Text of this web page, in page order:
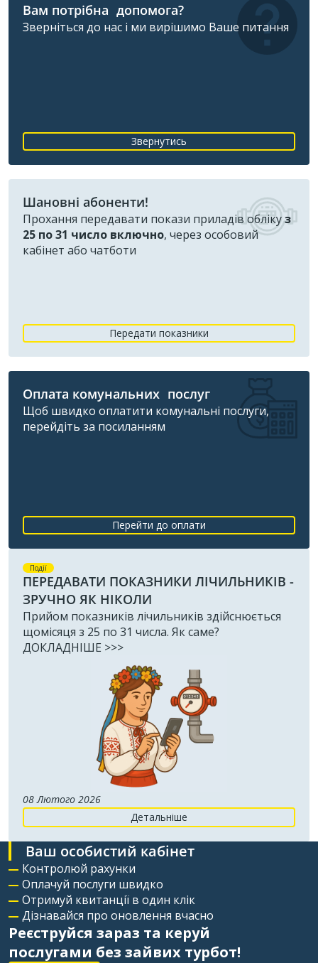
Вам потрібна допомога?
Зверніться до нас і ми вирішимо Ваше питання
Звернутись
Шановні абоненти!
Прохання передавати покази приладів облікуз
25 по 31 число включно, через особовий
кабінет або чатботи
Передати показники
Оплата комунальних послуг
Щоб швидко оплатити комунальні послуги,
перейдіть за посиланням
Перейти до оплати
Події
ПЕРЕДАВАТИ ПОКАЗНИКИ ЛІЧИЛЬНИКІВ -
ЗРУЧНО ЯК НІКОЛИ
Прийом показників лічильників здійснюється
щомісяця з 25 по 31 числа. Як саме?
ДОКЛАДНІШЕ >>>
08 Лютого 2026
Детальніше
Ваш особистий кабінет
Контролюй рахунки
Оплачуй послуги швидко
Отримуй квитанції в один клік
Дізнавайся про оновлення вчасно
Реєструйся зараз та керуй
послугами без зайвих турбот!